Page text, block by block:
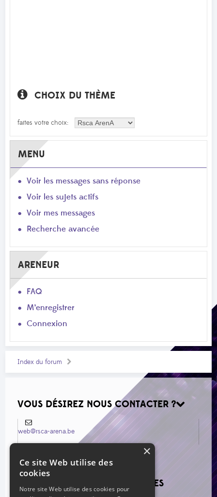
CHOIX DU THÈME
faites votre choix:
MENU
Voir les messages sans réponse
Voir les sujets actifs
Voir mes messages
Recherche avancée
ARENEUR
FAQ
M’enregistrer
Connexion
Index du forum
VOUS DÉSIREZ NOUS CONTACTER ?
web@rsca-arena.be
VOIR LES NOUVEAUX MESSAGES
×
Ce site Web utilise des
cookies
Notre site Web utilise des cookies pour